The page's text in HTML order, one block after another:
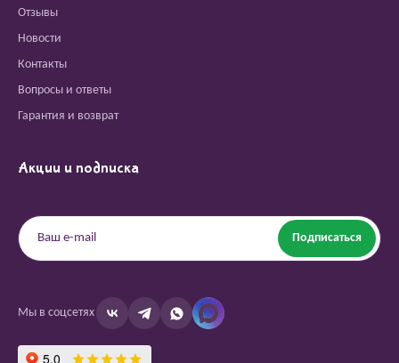
Отзывы
Новости
Контакты
Вопросы и ответы
Гарантия и возврат
Акции и подписка
Подписаться
Мы в соцсетях